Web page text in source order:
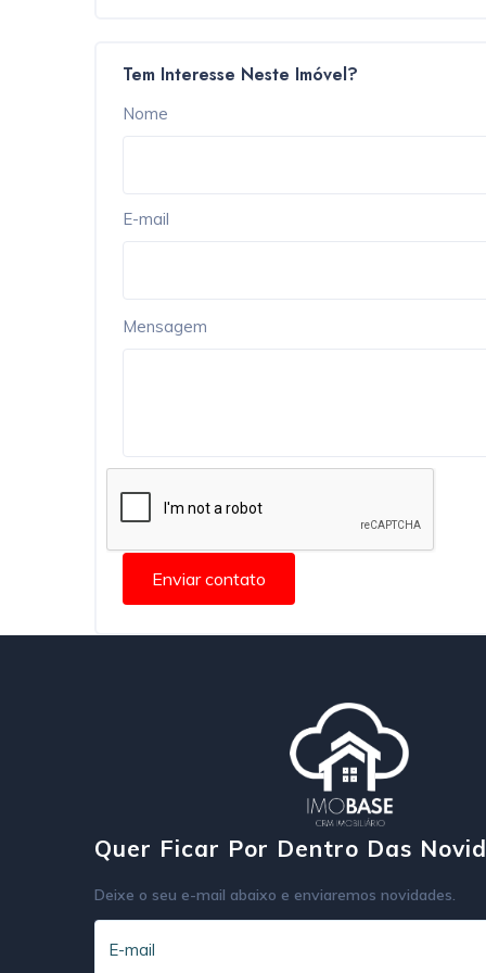
Tem Interesse Neste Imóvel?
Nome
E-mail
Mensagem
Enviar contato
Quer Ficar Por Dentro Das
Deixe o seu e-mail abaixo e enviaremos novidades.